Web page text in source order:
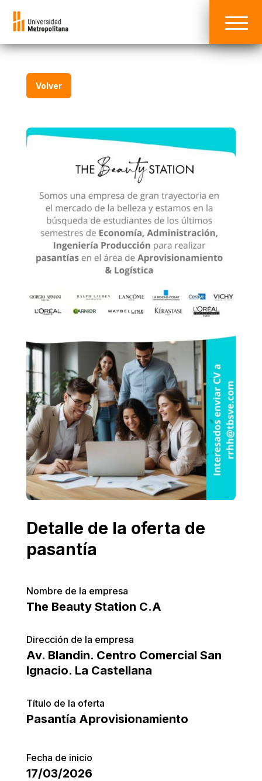
Volver
Detalle de la oferta de
pasantía
Nombre de la empresa
The Beauty Station C.A
Dirección de la empresa
Av. Blandin. Centro Comercial San
Ignacio. La Castellana
Título de la oferta
Pasantía Aprovisionamiento
Fecha de inicio
17/03/2026